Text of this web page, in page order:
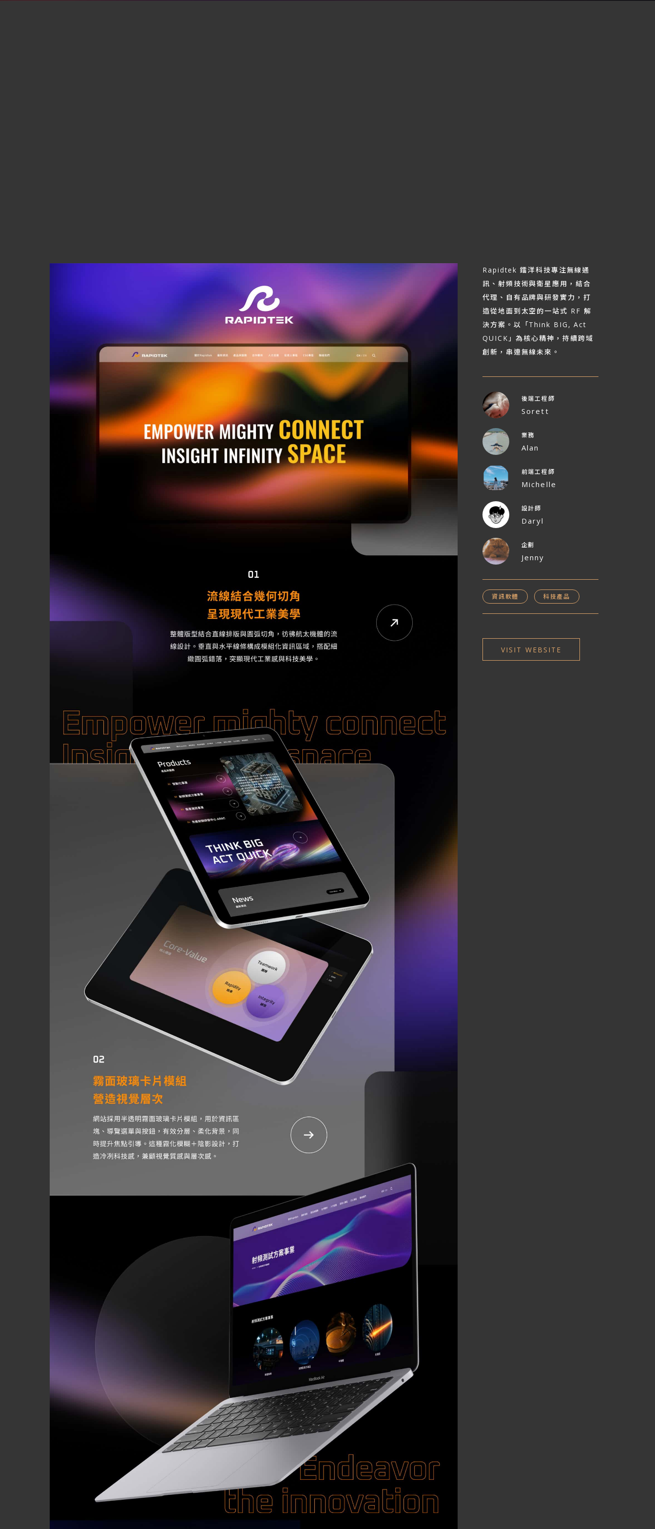
Rapidtek 鐳洋科技專注無線通
訊、射頻技術與衛星應用，結合
代理、自有品牌與研發實力，打
造從地面到太空的一站式 RF 解
決方案。以「Think BIG, Act
QUICK」為核心精神，持續跨域
創新，串連無線未來。
後端工程師
Sorett
業務
Alan
前端工程師
Michelle
設計師
Daryl
企劃
Jenny
資訊軟體 科技產品
VISIT WEBSITE